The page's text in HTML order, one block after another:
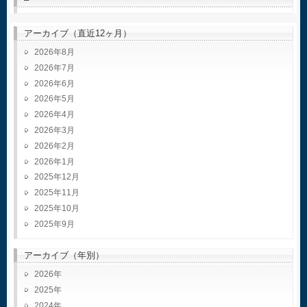
アーカイブ（直近12ヶ月）
2026年8月
2026年7月
2026年6月
2026年5月
2026年4月
2026年3月
2026年2月
2026年1月
2025年12月
2025年11月
2025年10月
2025年9月
アーカイブ（年別）
2026
2025